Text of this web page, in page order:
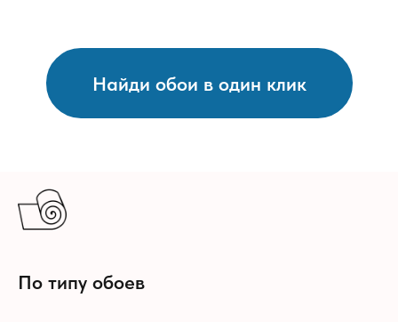
Найди обои в один клик
По типу обоев